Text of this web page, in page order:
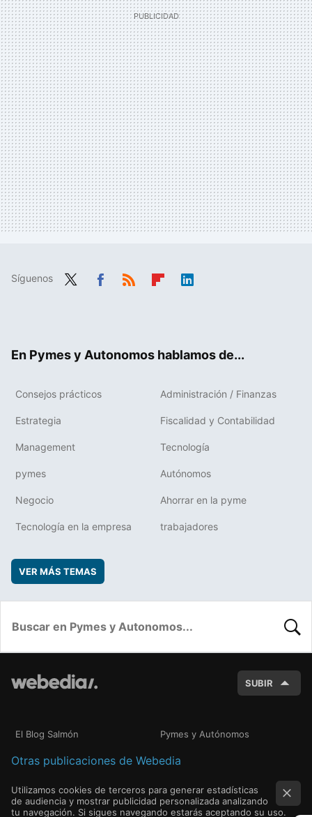
Síguenos
En Pymes y Autonomos hablamos de...
Consejos prácticos Administración / Finanzas
Estrategia Fiscalidad y Contabilidad
Management Tecnología
pymes Autónomos
Negocio Ahorrar en la pyme
Tecnología en la empresa trabajadores
VER MÁS TEMAS
SUBIR
El Blog Salmón Pymes y Autónomos
Otras publicaciones de Webedia
Utilizamos cookies de terceros para generar estadísticas
de audiencia y mostrar publicidad personalizada analizando
tu navegación. Si sigues navegando estarás aceptando su uso.